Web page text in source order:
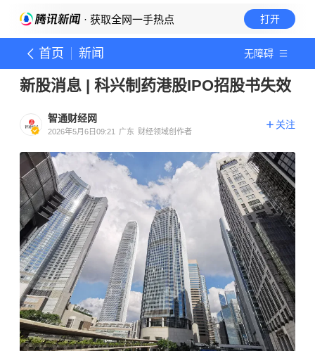
· 获取全网一手热点 打开
首页 新闻 无障碍
新股消息 | 科兴制药港股IPO招股书失效
智通财经网
2026年5月6日09:21 广东 财经领域创作者
关注